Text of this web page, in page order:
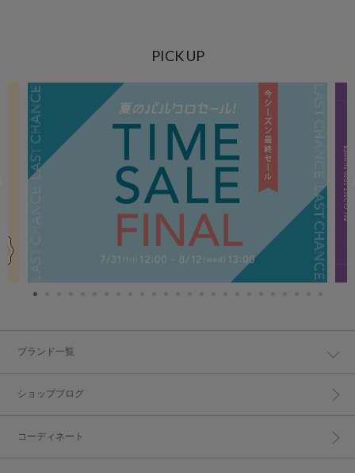
PICK UP
ブランド一覧
ショップブログ
コーディネート